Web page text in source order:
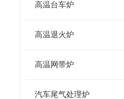
高温台车炉
高温退火炉
高温网带炉
汽车尾气处理炉